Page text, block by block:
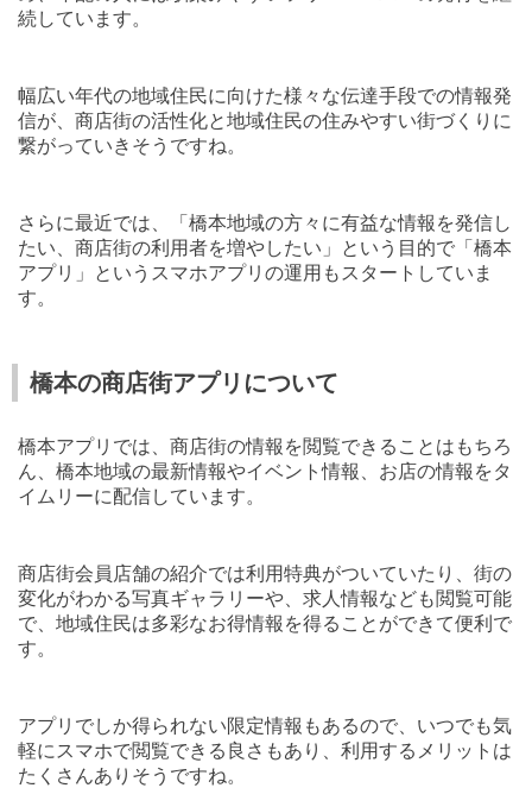
続しています。
幅広い年代の地域住民に向けた様々な伝達手段での情報発
信が、商店街の活性化と地域住民の住みやすい街づくりに
繋がっていきそうですね。
さらに最近では、「橋本地域の方々に有益な情報を発信し
たい、商店街の利用者を増やしたい」という目的で「橋本
アプリ」というスマホアプリの運用もスタートしていま
す。
橋本の商店街アプリについて
橋本アプリでは、商店街の情報を閲覧できることはもちろ
ん、橋本地域の最新情報やイベント情報、お店の情報をタ
イムリーに配信しています。
商店街会員店舗の紹介では利用特典がついていたり、街の
変化がわかる写真ギャラリーや、求人情報なども閲覧可能
で、地域住民は多彩なお得情報を得ることができて便利で
す。
アプリでしか得られない限定情報もあるので、いつでも気
軽にスマホで閲覧できる良さもあり、利用するメリットは
たくさんありそうですね。